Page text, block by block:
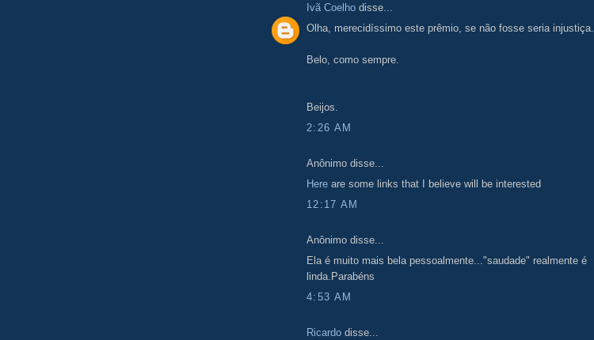
Ivã Coelho disse...
Olha, merecidíssimo este prêmio, se não fosse seria injustiça.
Belo, como sempre.
Beijos.
2:26 AM
Anônimo disse...
Here are some links that I believe will be interested
12:17 AM
Anônimo disse...
Ela é muito mais bela pessoalmente..."saudade" realmente é
linda.Parabéns
4:53 AM
Ricardo disse...